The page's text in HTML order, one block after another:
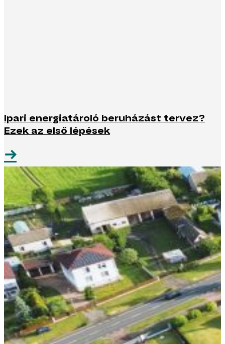
Ipari energiatároló beruházást tervez?
Ezek az első lépések
→